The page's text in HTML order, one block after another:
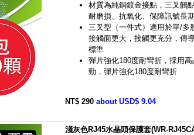
材質為純銅鍍金接點，三叉觸
耐磨損、抗氧化、保障訊號長
三叉型（一件式）適用於單/多
接觸面更大，接觸更充分，傳
標準
彈片強化180度耐彎折，採用
勁，彈片強化180度耐彎折
NT$ 290 about USD$ 9.04
淺灰色RJ45水晶頭保護套(WR-